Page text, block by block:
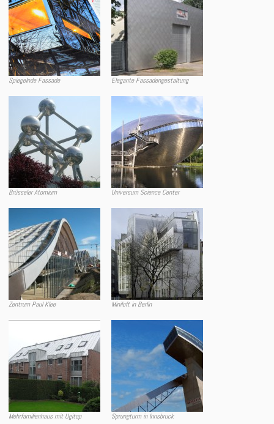
Spiegelnde Fassade Elegante Fassadengestaltung
Brüsseler Atomium Universum Science Center
Zentrum Paul Klee Miniloft in Berlin
Mehrfamilienhaus mit Ugitop Sprungturm in Innsbruck